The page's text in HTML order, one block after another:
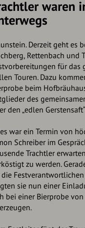
waren
Derzeit geht es
Rettenbach und
für das
Touren. Dazu
beim
des
den „edlen
war ein Termin von
Schreiber im
Trachtler
zu werden.
die
sie nun einer
bei einer Bierprobe